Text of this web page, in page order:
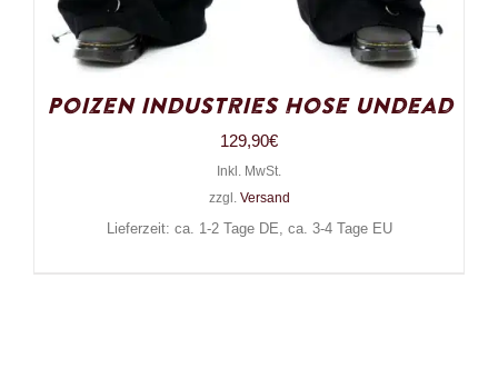
Poizen Industries Hose Undead
129,90€
Inkl. MwSt.
zzgl. Versand
Lieferzeit: ca. 1-2 Tage DE, ca. 3-4 Tage EU